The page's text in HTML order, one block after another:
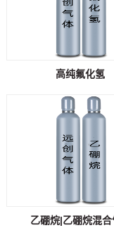
高纯氟化氢
乙硼烷|乙硼烷混合